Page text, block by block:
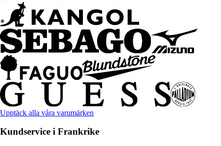
Upptäck alla våra varumärken
Kundservice i Frankrike